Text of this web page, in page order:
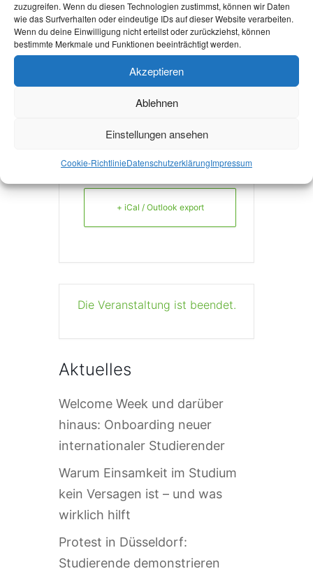
zuzugreifen. Wenn du diesen Technologien zustimmst, können wir Daten
wie das Surfverhalten oder eindeutige IDs auf dieser Website verarbeiten.
Wenn du deine Einwilligung nicht erteilst oder zurückziehst, können
bestimmte Merkmale und Funktionen beeinträchtigt werden.
Akzeptieren
Ablehnen
Einstellungen ansehen
Cookie-RichtlinieDatenschutzerklärungImpressum
WEBSITE
https://fskowi.rwth-
aachen.de/
+ iCal / Outlook export
Die Veranstaltung ist beendet.
Aktuelles
Welcome Week und darüber
hinaus: Onboarding neuer
internationaler Studierender
Warum Einsamkeit im Studium
kein Versagen ist – und was
wirklich hilft
Protest in Düsseldorf:
Studierende demonstrieren